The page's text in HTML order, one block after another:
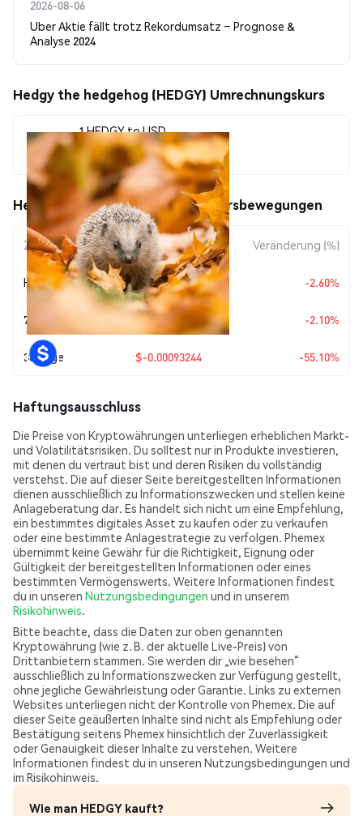
2026-08-06
Uber Aktie fällt trotz Rekordumsatz – Prognose &
Analyse 2024
Hedgy the hedgehog (HEDGY) Umrechnungskurs
1 HEDGY to USD
$0.00075983
Hedgy the hedgehog (HEDGY) Kursbewegungen
Zeitraum Betragsänderung Veränderung (%)
Heute $-0.00002028 -2.60%
7 Tage $-0.0000163 -2.10%
30 Tage $-0.00093244 -55.10%
Haftungsausschluss
Die Preise von Kryptowährungen unterliegen erheblichen Markt-
und Volatilitätsrisiken. Du solltest nur in Produkte investieren,
mit denen du vertraut bist und deren Risiken du vollständig
verstehst. Die auf dieser Seite bereitgestellten Informationen
dienen ausschließlich zu Informationszwecken und stellen keine
Anlageberatung dar. Es handelt sich nicht um eine Empfehlung,
ein bestimmtes digitales Asset zu kaufen oder zu verkaufen
oder eine bestimmte Anlagestrategie zu verfolgen. Phemex
übernimmt keine Gewähr für die Richtigkeit, Eignung oder
Gültigkeit der bereitgestellten Informationen oder eines
bestimmten Vermögenswerts. Weitere Informationen findest
du in unseren Nutzungsbedingungen und in unserem
Risikohinweis.
Bitte beachte, dass die Daten zur oben genannten
Kryptowährung (wie z. B. der aktuelle Live-Preis) von
Drittanbietern stammen. Sie werden dir „wie besehen“
ausschließlich zu Informationszwecken zur Verfügung gestellt,
ohne jegliche Gewährleistung oder Garantie. Links zu externen
Websites unterliegen nicht der Kontrolle von Phemex. Die auf
dieser Seite geäußerten Inhalte sind nicht als Empfehlung oder
Bestätigung seitens Phemex hinsichtlich der Zuverlässigkeit
oder Genauigkeit dieser Inhalte zu verstehen. Weitere
Informationen findest du in unseren Nutzungsbedingungen und
im Risikohinweis.
Wie man HEDGY kauft?